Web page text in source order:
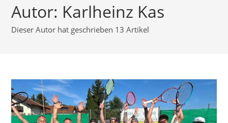
Autor: Karlheinz Kas
Dieser Autor hat geschrieben 13 Artikel